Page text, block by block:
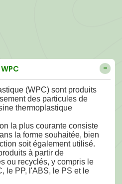
(WPC) sont produits
des particules de
thermoplastique
la plus courante consiste
la forme souhaitée, bien
soit également utilisé.
à partir de
ou recyclés, y compris le
le PP, l'ABS, le PS et le